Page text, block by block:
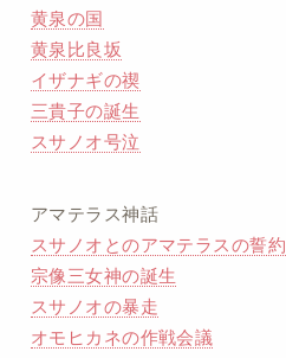
黄泉の国
黄泉比良坂
イザナギの禊
三貴子の誕生
スサノオ号泣
アマテラス神話
スサノオとのアマテラスの誓約
宗像三女神の誕生
スサノオの暴走
オモヒカネの作戦会議